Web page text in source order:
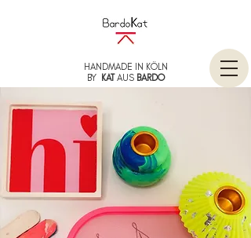
HANDMADE IN KÖLN
BY KATAUS BARDO